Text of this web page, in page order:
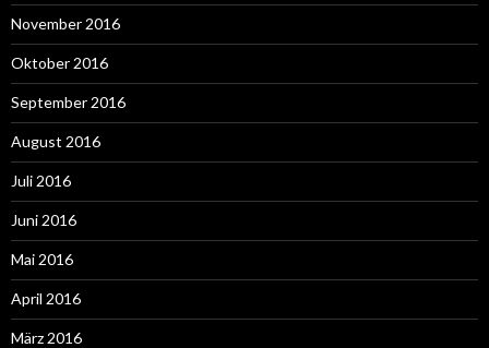
November 2016
Oktober 2016
September 2016
August 2016
Juli 2016
Juni 2016
Mai 2016
April 2016
März 2016